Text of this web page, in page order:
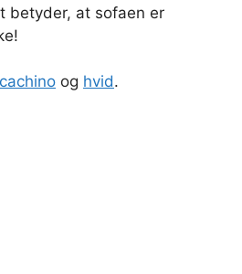
betyder, at sofaen er
og hvid.